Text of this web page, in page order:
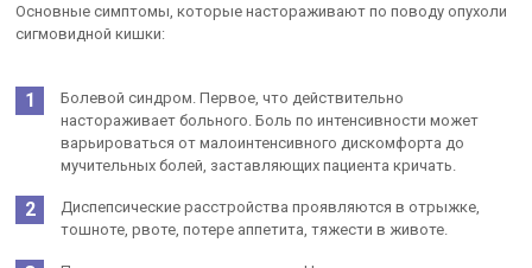
Основные симптомы, которые настораживают по поводу опухоли
сигмовидной кишки:
Болевой синдром. Первое, что действительно
настораживает больного. Боль по интенсивности может
варьироваться от малоинтенсивного дискомфорта до
мучительных болей, заставляющих пациента кричать.
Диспепсические расстройства проявляются в отрыжке,
тошноте, рвоте, потере аппетита, тяжести в животе.